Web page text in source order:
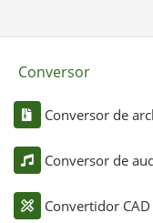
Conversor
Conversor de
Conversor de
Convertidor CAD